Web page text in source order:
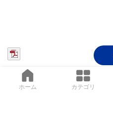
ホーム カテゴリ